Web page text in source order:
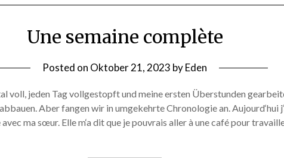
Une semaine complète
Posted on Oktober 21, 2023 byEden
voll, jeden Tag vollgestopft und meine ersten Überstunden
Aber fangen wir in umgekehrte Chronologie an. Aujourd‘hui
avec ma sœur. Elle m‘a dit que je pouvrais aller à une café pour